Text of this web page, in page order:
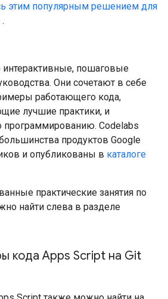
этим популярным решением для
.
интерактивные, пошаговые
Они сочетают в себе
работающего кода,
лучшие практики, и
программированию. Codelabs
продуктов Google
и опубликованы в каталоге
практические занятия по
найти слева в разделе
кода Apps Script на Git